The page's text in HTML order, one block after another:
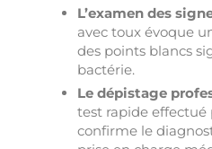
L’examen des
avec toux évoque
des points blancs
bactérie.
Le dépistage
test rapide
confirme le